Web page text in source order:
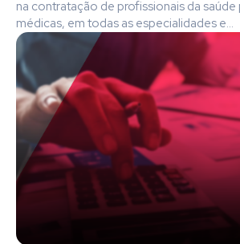
na contratação de profissionais da
médicas, em todas as especialidades e...